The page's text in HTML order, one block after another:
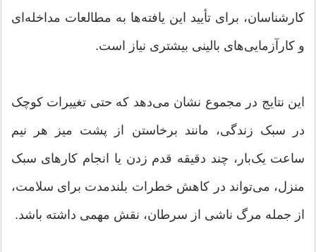
کارشناسان، برای تأیید این یافته‌ها به مطالعات مداخله‌ای
و کارآزمایی‌های بالینی بیشتری نیاز است.
این نتایج در مجموع نشان می‌دهد که حتی تغییرات کوچک
در سبک زندگی، مانند برخاستن از پشت میز هر نیم
ساعت یک‌بار، چند دقیقه قدم زدن یا انجام کارهای سبک
منزل، می‌تواند در کاهش خطرات بلندمدت برای سلامت،
از جمله مرگ ناشی از سرطان، نقش مهمی داشته باشد.